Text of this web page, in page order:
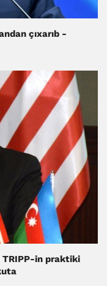
çıxarıb -
in praktiki